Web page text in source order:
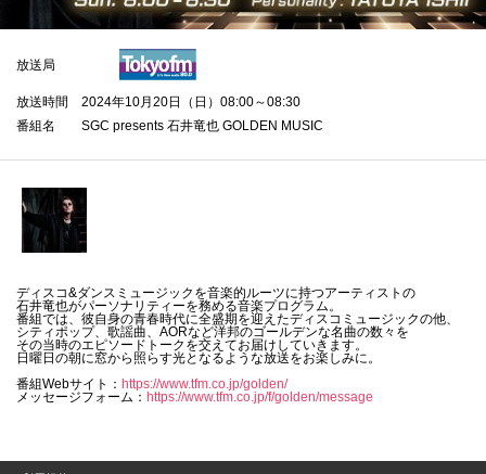
放送局
放送時間
2024年10月20日（日）08:00～08:30
番組名
SGC presents 石井竜也 GOLDEN MUSIC
ディスコ&ダンスミュージックを音楽的ルーツに持つアーティストの
石井竜也がパーソナリティーを務める音楽プログラム。
番組では、彼自身の⻘春時代に全盛期を迎えたディスコミュージックの他、
シティポップ、歌謡曲、AORなど洋邦のゴールデンな名曲の数々を
その当時のエピソードトークを交えてお届けしていきます。
日曜日の朝に窓から照らす光となるような放送をお楽しみに。
番組Webサイト： https://www.tfm.co.jp/golden/
メッセージフォーム： https://www.tfm.co.jp/f/golden/message